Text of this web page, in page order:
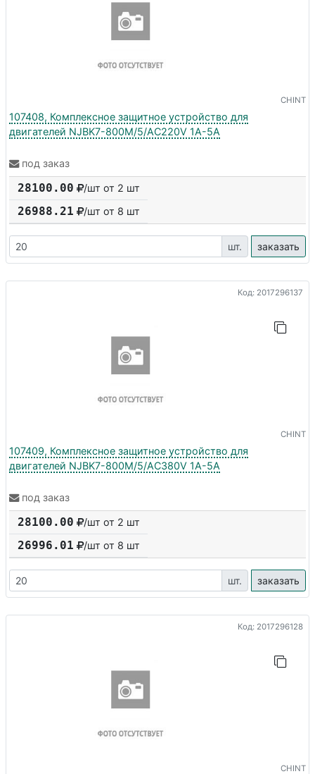
CHINT
107408, Комплексное защитное устройство для
двигателей NJBK7-800M/5/AC220V 1A-5A
под заказ
28100.00 /шт от 2 шт
26988.21 /шт от 8 шт
шт. заказать
Код: 2017296137
CHINT
107409, Комплексное защитное устройство для
двигателей NJBK7-800M/5/AC380V 1A-5A
под заказ
28100.00 /шт от 2 шт
26996.01 /шт от 8 шт
шт. заказать
Код: 2017296128
CHINT